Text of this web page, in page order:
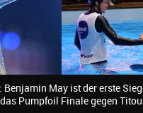
May ist der erste
Pumpfoil Finale gegen